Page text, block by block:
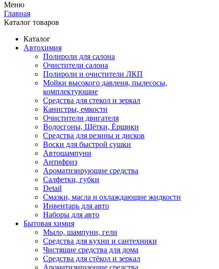
Меню
Главная
Каталог товаров
Каталог
Автохимия
Полироли для салона
Очистители салона
Полироли и очистители ЛКП
Мойки высокого давлеия, пылесосы,
комплектующие
Средства для стекол и зеркал
Канистры, емкости
Очистители двигателя
Водосгоны, Щётки, Ёршики
Средства для резины и дисков
Воски для быстрой сушки
Автошампуни
Антифриз
Ароматизирующие средства
Салфетки, губки
Detail
Смазки, масла и охлаждающие жидкости
Инвентарь для авто
Наборы для авто
Бытовая химия
Мыло, шампуни, гели
Средства для кухни и сантехники
Чистящие средства для дома
Средства для стёкол и зеркал
Ароматизирующие средства